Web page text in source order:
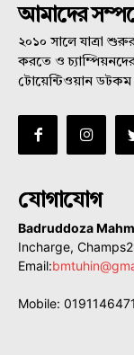
আমাদের
২০১০ সালে যাত্রা
করতে ও
টোয়েন্টিওয়ান
যোগাযোগ
Badruddoza
Incharge,
Email:
Mobile: